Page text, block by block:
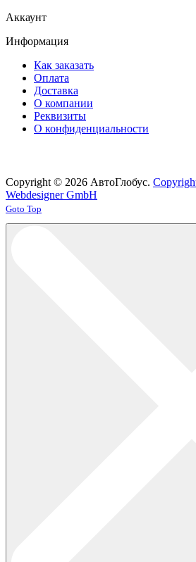
Аккаунт
Информация
Как заказать
Оплата
Доставка
О компании
Реквизиты
О конфиденциальности
Copyright © 2026 АвтоГлобус.
Webdesigner GmbH
Joomla! 3 Templates
Goto Top